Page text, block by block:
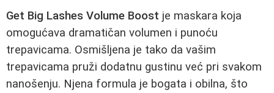
Get Big Lashes Volume Boost je maskara koja
omogućava dramatičan volumen i punoću
trepavicama. Osmišljena je tako da vašim
trepavicama pruži dodatnu gustinu već pri svakom
nanošenju. Njena formula je bogata i obilna, što